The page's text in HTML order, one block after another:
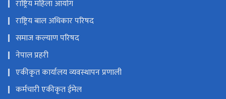
राष्ट्रिय बाल अधिकार परिषद
समाज कल्याण परिषद
एकीकृत कार्यालय व्यवस्थापन प्रणाली
कर्मचारी एकीकृत ईमेल